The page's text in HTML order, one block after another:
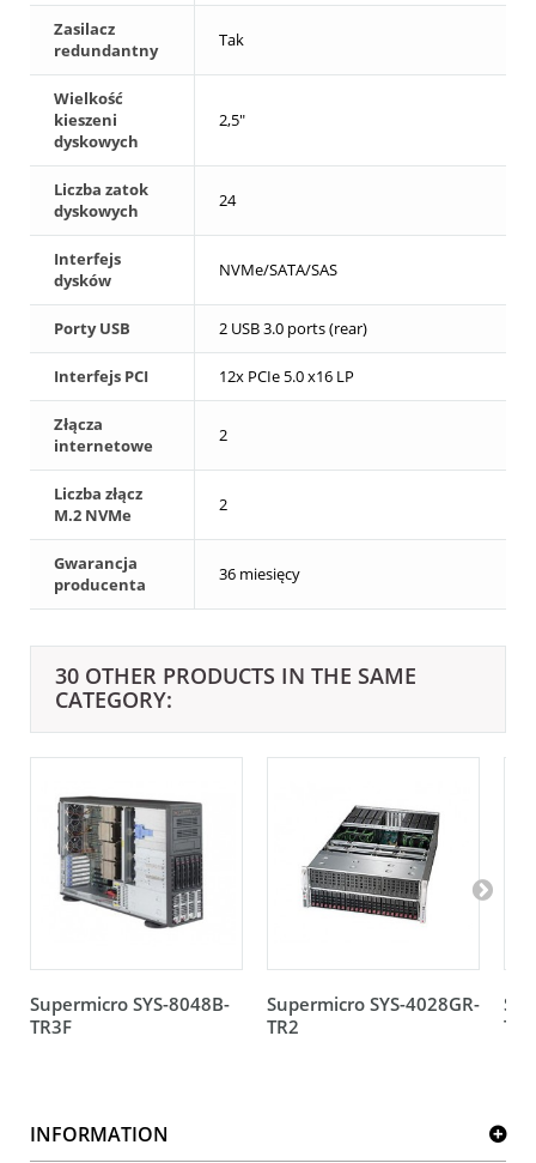
Zasilacz
redundantny
Tak
Wielkość
kieszeni
dyskowych
2,5"
Liczba zatok
dyskowych
24
Interfejs
dysków
NVMe/SATA/SAS
Porty USB 2 USB 3.0 ports (rear)
Interfejs PCI 12x PCIe 5.0 x16 LP
Złącza
internetowe
2
Liczba złącz
M.2 NVMe
2
Gwarancja
producenta
36 miesięcy
30 OTHER PRODUCTS IN THE SAME
CATEGORY:
Supermicro SYS-8048B-
TR3F
Supermicro SYS-4028GR-
TR2
INFORMATION